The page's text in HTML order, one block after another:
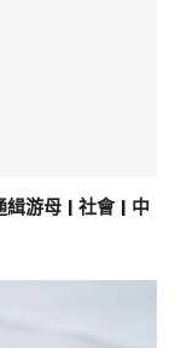
游母 | 社會 | 中